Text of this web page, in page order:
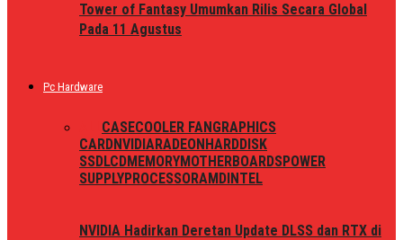
Tower of Fantasy Umumkan Rilis Secara Global
Pada 11 Agustus
Pc Hardware
CASECOOLER FAN GRAPHICS
CARDNVIDIARADEON HARDDISK
SSDLCDMEMORYMOTHERBOARDSPOWER
SUPPLYPROCESSORAMD INTEL
NVIDIA Hadirkan Deretan Update DLSS dan RTX di